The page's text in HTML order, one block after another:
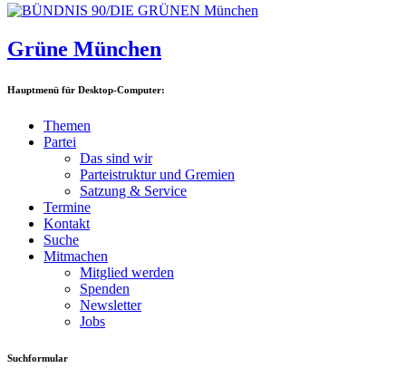
Grüne München
Hauptmenü für Desktop-Computer:
Themen
Partei
Das sind wir
Parteistruktur und Gremien
Satzung & Service
Termine
Kontakt
Suche
Mitmachen
Mitglied werden
Spenden
Newsletter
Jobs
Suchformular